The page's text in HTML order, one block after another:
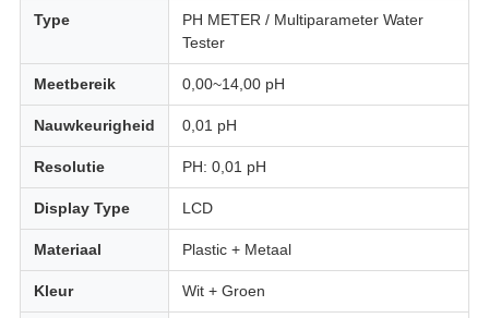
Type
PH METER / Multiparameter Water
Tester
Meetbereik 0,00~14,00 pH
Nauwkeurigheid 0,01 pH
Resolutie PH: 0,01 pH
Display Type LCD
Materiaal Plastic + Metaal
Kleur Wit + Groen